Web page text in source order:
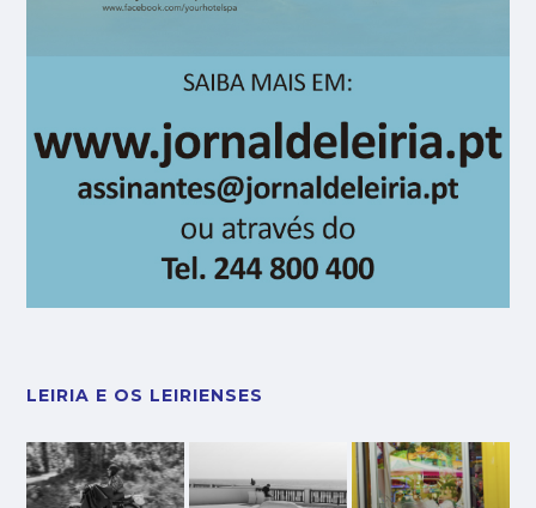
LEIRIA E OS LEIRIENSES